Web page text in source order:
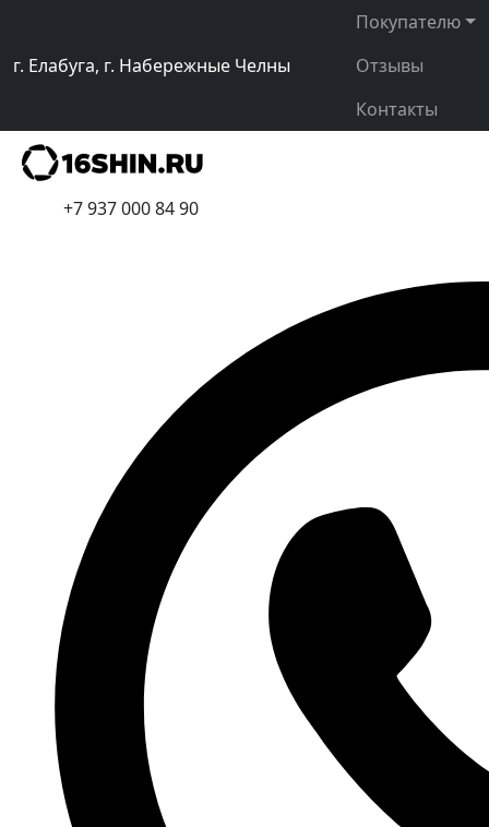
г. Елабуга, г. Набережные Челны
Покупателю
Отзывы
Контакты
+7 937 000 84 90